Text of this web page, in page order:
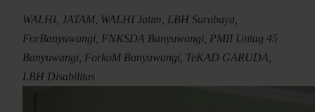
WALHI, JATAM, WALHI Jatim, LBH Surabaya,
ForBanyuwangi, FNKSDA Banyuwangi, PMII Untag 45
Banyuwangi, ForkoM Banyuwangi, TeKAD GARUDA,
LBH Disabilitas